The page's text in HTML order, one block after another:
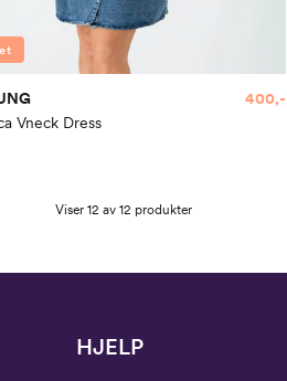
Vneck Dress
400,-
Viser 12 av 12 produkter
HJELP